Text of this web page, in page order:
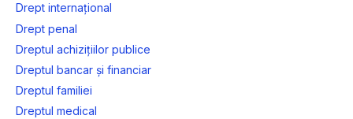
Drept internațional
Drept penal
Dreptul achizițiilor publice
Dreptul bancar și financiar
Dreptul familiei
Dreptul medical